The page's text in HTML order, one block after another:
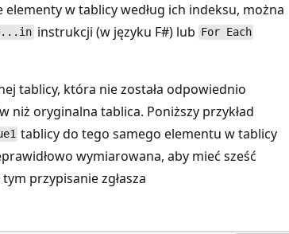
w tablicy według ich indeksu, można
instrukcji (w języku F#) lub For Each
tablicy, która nie została odpowiednio
oryginalna tablica. Poniższy przykład
tablicy do tego samego elementu w tablicy
wymiarowana, aby mieć sześć
przypisanie zgłasza